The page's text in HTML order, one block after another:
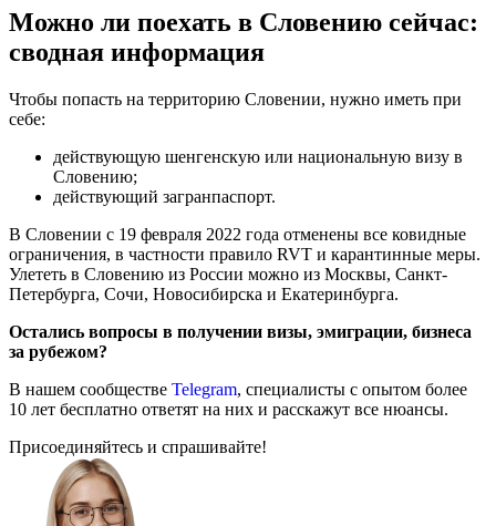
Можно ли поехать в Словению сейчас:
сводная информация
Чтобы попасть на территорию Словении, нужно иметь при
себе:
действующую шенгенскую или национальную визу в
Словению;
действующий загранпаспорт.
В Словении с 19 февраля 2022 года отменены все ковидные
ограничения, в частности правило RVT и карантинные меры.
Улететь в Словению из России можно из Москвы, Санкт-
Петербурга, Сочи, Новосибирска и Екатеринбурга.
Остались вопросы в получении визы, эмиграции, бизнеса
за рубежом?
В нашем сообществе Telegram, специалисты с опытом более
10 лет бесплатно ответят на них и расскажут все нюансы.
Присоединяйтесь и спрашивайте!